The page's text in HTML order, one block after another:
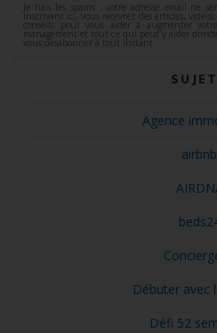
Je hais les spams : votre adresse email ne
inscrivant ici, vous recevrez des articles,
conseils pour vous aider à augmenter
management et tout ce qui peut y aider
vous désabonner à tout instant.
Agence
airbnb
Débuter avec
Défi 52